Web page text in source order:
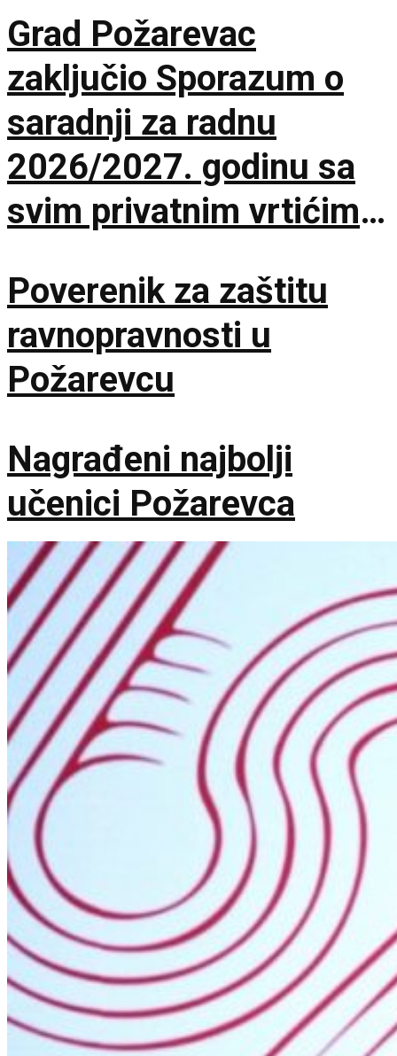
Grad Požarevac
zaključio Sporazum o
saradnji za radnu
2026/2027. godinu sa
svim privatnim vrtićima
Požarevca
Poverenik za zaštitu
ravnopravnosti u
Požarevcu
Nagrađeni najbolji
učenici Požarevca